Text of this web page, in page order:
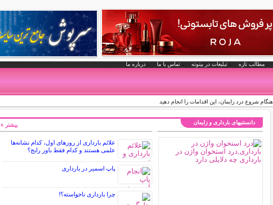
مطالب تازه تبلیغات در بیتوته تماس با ما درباره ما
هنگام شروع درد زایمان، این اقدامات را انجام دهید
دانستنیهای بارداری و زایمان
علائم بارداری از روزهای اول، کدام نشانه‌ها
علمی هستند و کدام فقط باور رایج؟
پاپ اسمیر در بارداری
چرا بارداری ناخواسته؟!
بیشتر »